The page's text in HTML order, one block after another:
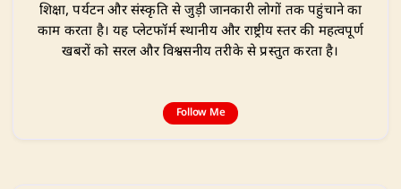
शिक्षा, पर्यटन और संस्कृति से जुड़ी जानकारी लोगों तक पहुंचाने का
काम करता है। यह प्लेटफॉर्म स्थानीय और राष्ट्रीय स्तर की महत्वपूर्ण
खबरों को सरल और विश्वसनीय तरीके से प्रस्तुत करता है।
Follow Me